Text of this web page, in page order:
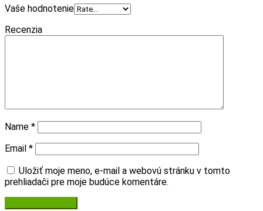
Vaše hodnotenie
Recenzia
Name *
Email *
Uložiť moje meno, e-mail a webovú stránku v tomto
prehliadači pre moje budúce komentáre.